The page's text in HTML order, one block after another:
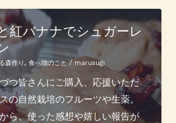
紅バナナでシュガーレ
森作り, 食べ物のこと/ marusugi
つ皆さんにご購入、応援いただ
の自然栽培のフルーツや生薬。
ら、使った感想や嬉しい報告が